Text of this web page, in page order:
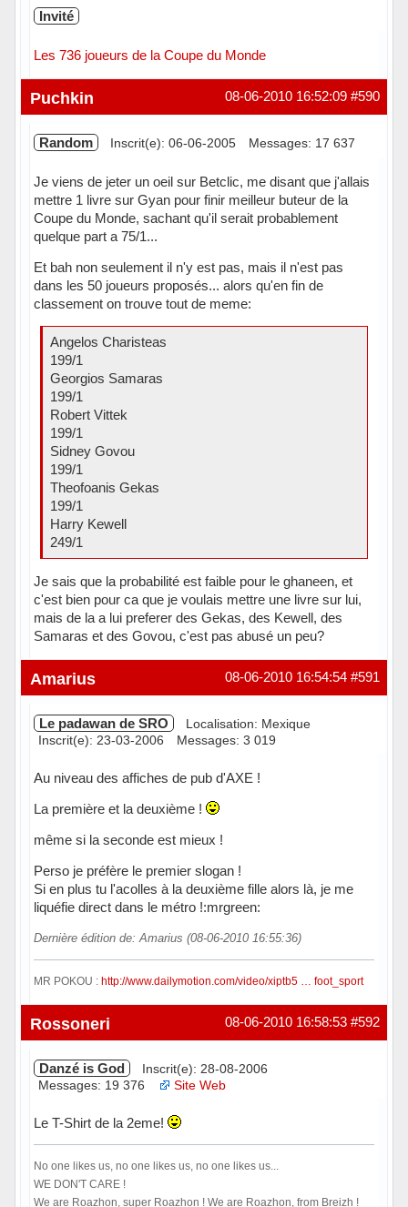
Invité
Les 736 joueurs de la Coupe du Monde
#590
08-06-2010 16:52:09
Puchkin
Random Inscrit(e): 06-06-2005 Messages: 17 637
Je viens de jeter un oeil sur Betclic, me disant que j'allais
mettre 1 livre sur Gyan pour finir meilleur buteur de la
Coupe du Monde, sachant qu'il serait probablement
quelque part a 75/1...
Et bah non seulement il n'y est pas, mais il n'est pas
dans les 50 joueurs proposés... alors qu'en fin de
classement on trouve tout de meme:
Angelos Charisteas
199/1
Georgios Samaras
199/1
Robert Vittek
199/1
Sidney Govou
199/1
Theofoanis Gekas
199/1
Harry Kewell
249/1
Je sais que la probabilité est faible pour le ghaneen, et
c'est bien pour ca que je voulais mettre une livre sur lui,
mais de la a lui preferer des Gekas, des Kewell, des
Samaras et des Govou, c'est pas abusé un peu?
Hors ligne #591
08-06-2010 16:54:54
Amarius
Le padawan de SRO
Localisation: Mexique
Inscrit(e): 23-03-2006
Messages: 3 019
Au niveau des affiches de pub d'AXE !
La première et la deuxième !
même si la seconde est mieux !
Perso je préfère le premier slogan !
Si en plus tu l'acolles à la deuxième fille alors là, je me
liquéfie direct dans le métro !:mrgreen:
Dernière édition de: Amarius (08-06-2010 16:55:36)
MR POKOU : http://www.dailymotion.com/video/xiptb5 … foot_sport
Hors ligne #592
08-06-2010 16:58:53
Rossoneri
Danzé is God
Inscrit(e): 28-08-2006
Messages: 19 376
Site Web
Le T-Shirt de la 2eme!
No one likes us, no one likes us, no one likes us...
WE DON'T CARE !
We are Roazhon, super Roazhon ! We are Roazhon, from Breizh !